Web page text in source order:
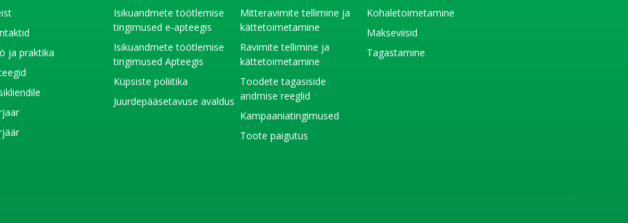
ja praktika
Isikuandmete töötlemise
tingimused e-apteegis
Isikuandmete töötlemise
tingimused Apteegis
Küpsiste poliitika
Juurdepääsetavuse avaldus
Mitteravimite tellimine ja
kättetoimetamine
Ravimite tellimine ja
kättetoimetamine
Toodete tagasiside
andmise reeglid
Kampaaniatingimused
Toote paigutus
Kohaletoimetamine
Makseviisid
Tagastamine